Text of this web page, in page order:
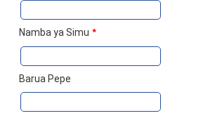
Namba ya Simu *
Barua Pepe